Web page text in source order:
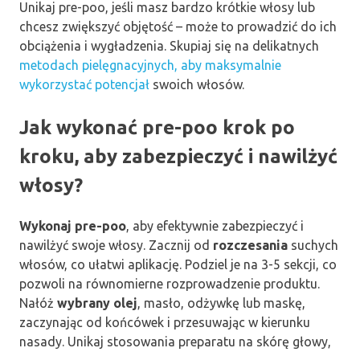
Unikaj pre-poo, jeśli masz bardzo krótkie włosy lub
chcesz zwiększyć objętość – może to prowadzić do ich
obciążenia i wygładzenia. Skupiaj się na delikatnych
metodach pielęgnacyjnych, aby maksymalnie
wykorzystać potencjał swoich włosów.
Jak wykonać pre-poo krok po
kroku, aby zabezpieczyć i nawilżyć
włosy?
Wykonaj pre-poo, aby efektywnie zabezpieczyć i
nawilżyć swoje włosy. Zacznij od rozczesania suchych
włosów, co ułatwi aplikację. Podziel je na 3-5 sekcji, co
pozwoli na równomierne rozprowadzenie produktu.
Nałóż wybrany olej, masło, odżywkę lub maskę,
zaczynając od końcówek i przesuwając w kierunku
nasady. Unikaj stosowania preparatu na skórę głowy,